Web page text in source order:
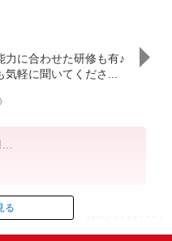
力に合わせた研修も有♪
軽に聞いてくださ...
プも
ID：AE0624487704
る